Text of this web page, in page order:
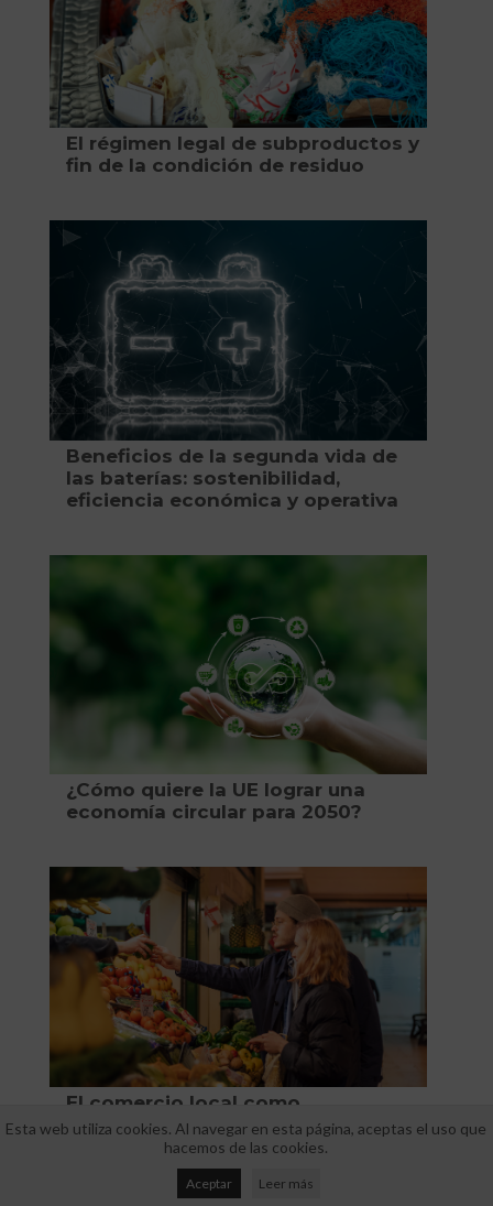
El régimen legal de subproductos y
fin de la condición de residuo
Beneficios de la segunda vida de
las baterías: sostenibilidad,
eficiencia económica y operativa
¿Cómo quiere la UE lograr una
economía circular para 2050?
El comercio local como
herramienta para combatir el
cambio climático: Un enfoque
desde el ODS 13
Esta web utiliza cookies. Al navegar en esta página, aceptas el uso que
hacemos de las cookies.
Aceptar Leer más